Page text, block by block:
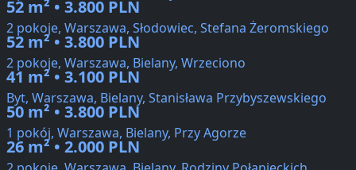
52 m² • 3.800 PLN
2 pokoje, Warszawa, Słodowiec, Stefana Żeromskiego
52 m² • 3.800 PLN
2 pokoje, Warszawa, Bielany, Wrzeciono
41 m² • 3.100 PLN
Byt, Warszawa, Bielany, Stanisława Przybyszewskiego
50 m² • 3.800 PLN
1 pokój, Warszawa, Bielany, Przy Agorze
26 m² • 2.000 PLN